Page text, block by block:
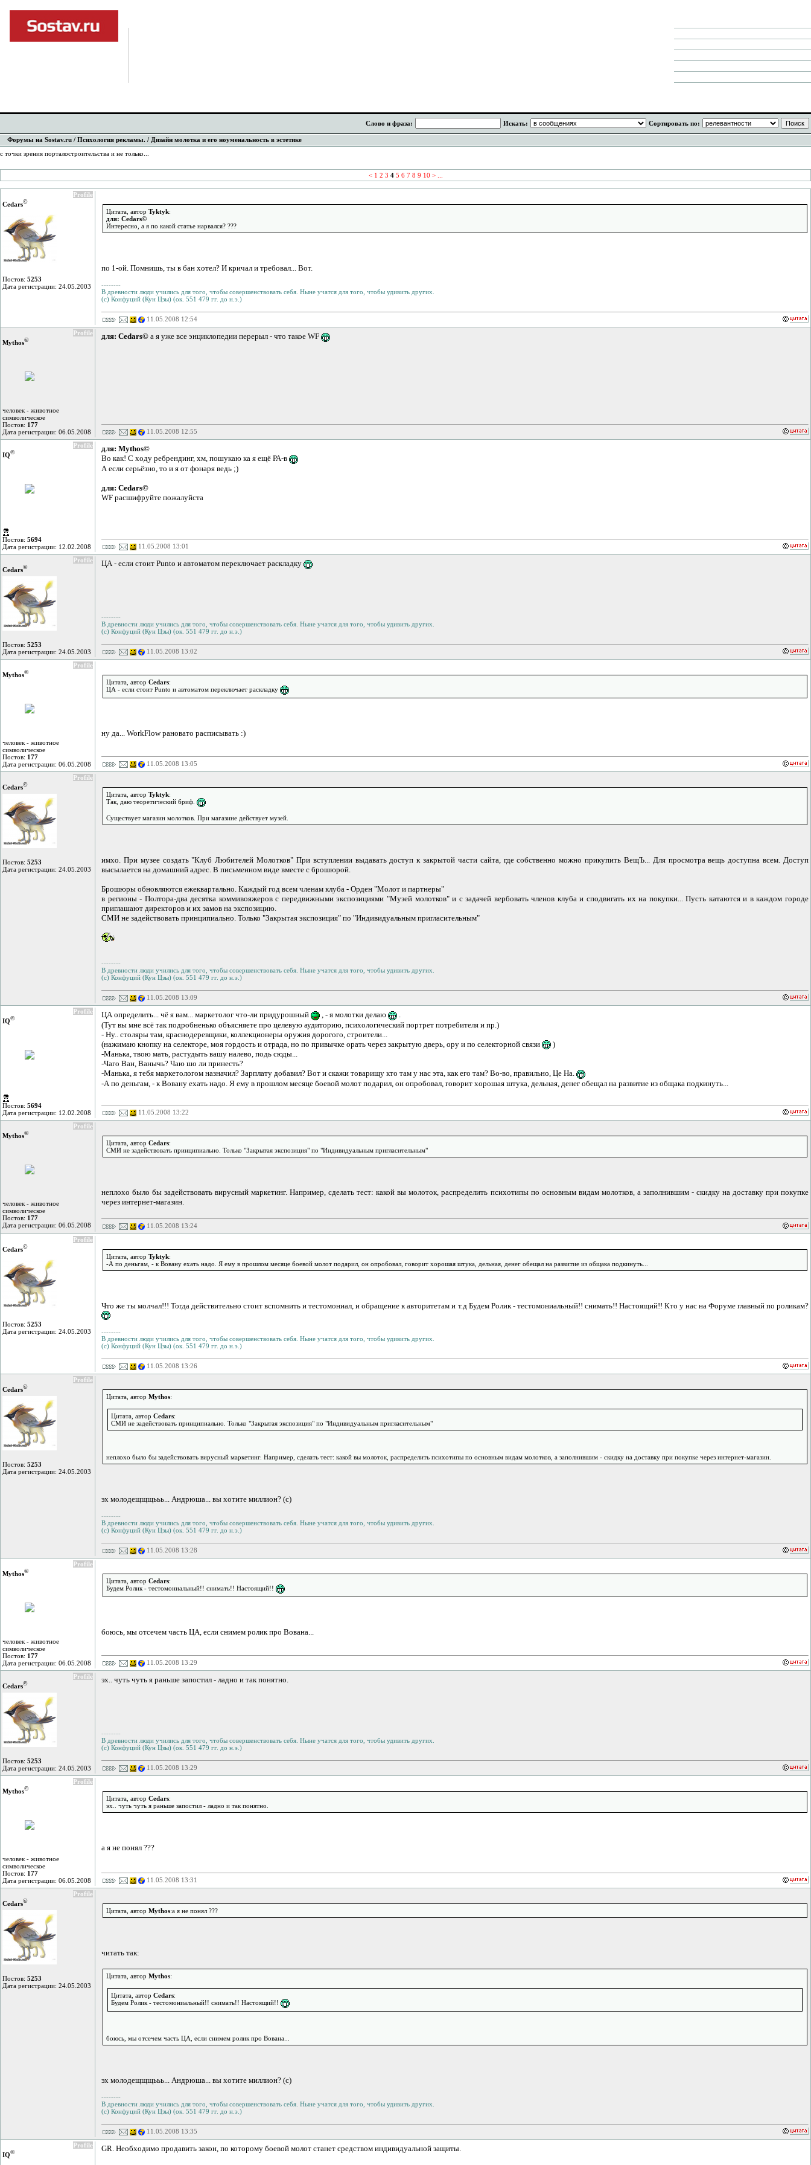
Слово и фраза: Искать: Сортировать по:
Форумы на Sostav.ru / Психология рекламы. / Дизайн молотка и его ноуменальность в эстетике
с точки зрения порталостроительства и не только...
< 1 2 3 4 5 6 7 8 9 10 >
Profile
Cedars©
Постов: 5253
Дата регистрации: 24.05.2003
Цитата, автор Tyktyk:
для: Cedars©
Интересно, а я по какой статье нарвался? ???
по 1-ой. Помнишь, ты в бан хотел? И кричал и требовал... Вот.
--------
В древности люди учились для того, чтобы совершенствовать себя. Ныне учатся для того, чтобы удивить других.
(с) Конфуций (Кун Цзы) (ок. 551 479 гг. до н.э.)
11.05.2008 12:54
Profile
Mythos©
человек - животное
символическое
Постов: 177
Дата регистрации: 06.05.2008
для: Cedars© а я уже все энциклопедии перерыл - что такое WF
11.05.2008 12:55
Profile
IQ©
Постов: 5694
Дата регистрации: 12.02.2008
для: Mythos©
Во как! С ходу ребрендинг, хм, пошукаю ка я ещё РА-в
А если серьёзно, то и я от фонаря ведь ;)
для: Cedars©
WF расшифруйте пожалуйста
11.05.2008 13:01
Profile
Cedars©
Постов: 5253
Дата регистрации: 24.05.2003
ЦА - если стоит Punto и автоматом переключает раскладку
--------
В древности люди учились для того, чтобы совершенствовать себя. Ныне учатся для того, чтобы удивить других.
(с) Конфуций (Кун Цзы) (ок. 551 479 гг. до н.э.)
11.05.2008 13:02
Profile
Mythos©
человек - животное
символическое
Постов: 177
Дата регистрации: 06.05.2008
Цитата, автор Cedars:
ЦА - если стоит Punto и автоматом переключает раскладку
ну да... WorkFlow рановато расписывать :)
11.05.2008 13:05
Profile
Cedars©
Постов: 5253
Дата регистрации: 24.05.2003
Цитата, автор Tyktyk:
Так, даю теоретический бриф.
Существует магазин молотков. При магазине действует музей.
имхо. При музее создать "Клуб Любителей Молотков" При вступлении выдавать доступ к закрытой части сайта, где собственно можно прикупить ВещЪ... Для просмотра вещь доступна всем. Доступ
высылается на домашний адрес. В письменном виде вместе с брошюрой.
Брошюры обновляются ежеквартально. Каждый год всем членам клуба - Орден "Молот и партнеры"
в регионы - Полтора-два десятка коммивояжеров с передвижными экспозициями "Музей молотков" и с задачей вербовать членов клуба и сподвигать их на покупки... Пусть катаются и в каждом городе
приглашают директоров и их замов на экспозицию.
СМИ не задействовать принципиально. Только "Закрытая экспозиция" по "Индивидуальным пригласительным"
--------
В древности люди учились для того, чтобы совершенствовать себя. Ныне учатся для того, чтобы удивить других.
(с) Конфуций (Кун Цзы) (ок. 551 479 гг. до н.э.)
11.05.2008 13:09
Profile
IQ©
Постов: 5694
Дата регистрации: 12.02.2008
ЦА определить... чё я вам... маркетолог что-ли придурошный , - я молотки делаю
.
(Тут вы мне всё так подробненько объясняете про целевую аудиторию, психологический портрет потребителя и пр.)
- Ну.. столяры там, краснодеревщики, коллекционеры оружия дорогого, строители...
(нажимаю кнопку на селекторе, моя гордость и отрада, но по привычке орать через закрытую дверь, ору и по селекторной связи
)
-Манька, твою мать, растудыть вашу налево, подь сюды...
-Чаго Ван, Ванычь? Чаю шо ли принесть?
-Манька, я тебя маркетологом назначил? Зарплату добавил? Вот и скажи товарищу кто там у нас эта, как его там? Во-во, правильно, Це На.
-А по деньгам, - к Вовану ехать надо. Я ему в прошлом месяце боевой молот подарил, он опробовал, говорит хорошая штука, дельная, денег обещал на развитие из общака подкинуть...
11.05.2008 13:22
Profile
Mythos©
человек - животное
символическое
Постов: 177
Дата регистрации: 06.05.2008
Цитата, автор Cedars:
СМИ не задействовать принципиально. Только "Закрытая экспозиция" по "Индивидуальным пригласительным"
неплохо было бы задействовать вирусный маркетинг. Например, сделать тест: какой вы молоток, распределить психотипы по основным видам молотков, а заполнившим - скидку на доставку при покупке
через интернет-магазин.
11.05.2008 13:24
Profile
Cedars©
Постов: 5253
Дата регистрации: 24.05.2003
Цитата, автор Tyktyk:
-А по деньгам, - к Вовану ехать надо. Я ему в прошлом месяце боевой молот подарил, он опробовал, говорит хорошая штука, дельная, денег обещал на развитие из общака подкинуть...
Что же ты молчал!!! Тогда действительно стоит вспомнить и тестомониал, и обращение к авторитетам и т.д Будем Ролик - тестомониальный!! снимать!! Настоящий!! Кто у нас на Форуме главный по роликам?
--------
В древности люди учились для того, чтобы совершенствовать себя. Ныне учатся для того, чтобы удивить других.
(с) Конфуций (Кун Цзы) (ок. 551 479 гг. до н.э.)
11.05.2008 13:26
Profile
Cedars©
Постов: 5253
Дата регистрации: 24.05.2003
Цитата, автор Mythos:
Цитата, автор Cedars:
СМИ не задействовать принципиально. Только "Закрытая экспозиция" по "Индивидуальным пригласительным"
неплохо было бы задействовать вирусный маркетинг. Например, сделать тест: какой вы молоток, распределить психотипы по основным видам молотков, а заполнившим - скидку на доставку при покупке через интернет-магазин.
эх молодещщщььь... Андрюша... вы хотите миллион? (с)
--------
В древности люди учились для того, чтобы совершенствовать себя. Ныне учатся для того, чтобы удивить других.
(с) Конфуций (Кун Цзы) (ок. 551 479 гг. до н.э.)
11.05.2008 13:28
Profile
Mythos©
человек - животное
символическое
Постов: 177
Дата регистрации: 06.05.2008
Цитата, автор Cedars:
Будем Ролик - тестомониальный!! снимать!! Настоящий!!
боюсь, мы отсечем часть ЦА, если снимем ролик про Вована...
11.05.2008 13:29
Profile
Cedars©
Постов: 5253
Дата регистрации: 24.05.2003
эх.. чуть чуть я раньше запостил - ладно и так понятно.
--------
В древности люди учились для того, чтобы совершенствовать себя. Ныне учатся для того, чтобы удивить других.
(с) Конфуций (Кун Цзы) (ок. 551 479 гг. до н.э.)
11.05.2008 13:29
Profile
Mythos©
человек - животное
символическое
Постов: 177
Дата регистрации: 06.05.2008
Цитата, автор Cedars:
эх.. чуть чуть я раньше запостил - ладно и так понятно.
а я не понял ???
11.05.2008 13:31
Profile
Cedars©
Постов: 5253
Дата регистрации: 24.05.2003
Цитата, автор Mythos:а я не понял ???
читать так:
Цитата, автор Mythos:
Цитата, автор Cedars:
Будем Ролик - тестомониальный!! снимать!! Настоящий!!
боюсь, мы отсечем часть ЦА, если снимем ролик про Вована...
эх молодещщщььь... Андрюша... вы хотите миллион? (с)
--------
В древности люди учились для того, чтобы совершенствовать себя. Ныне учатся для того, чтобы удивить других.
(с) Конфуций (Кун Цзы) (ок. 551 479 гг. до н.э.)
11.05.2008 13:35
Profile
IQ© GR. Необходимо продавить закон, по которому боевой молот станет средством индивидуальной защиты.